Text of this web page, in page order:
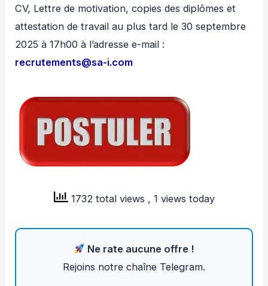
CV, Lettre de motivation, copies des diplômes et
attestation de travail au plus tard le 30 septembre
2025 à 17h00 à l’adresse e-mail :
recrutements@sa-i.com
1732 total views , 1 views today
Ne rate aucune offre !
Rejoins notre chaîne Telegram.